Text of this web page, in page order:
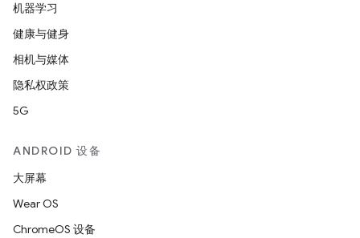
机器学习
健康与健身
相机与媒体
隐私权政策
5G
ANDROID 设备
大屏幕
Wear OS
ChromeOS 设备